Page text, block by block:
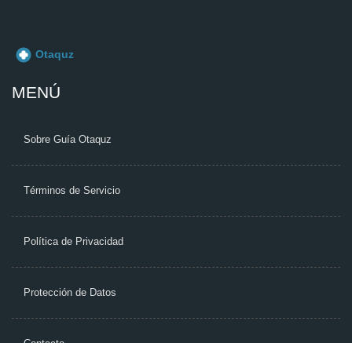
MENÚ
Sobre Guía Otaquz
Términos de Servicio
Política de Privacidad
Protección de Datos